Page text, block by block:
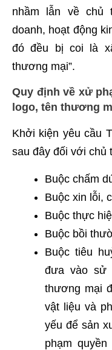
nhầm lẫn về chủ
doanh, hoạt động
đó đều bị coi là
thương mại”.
Quy định về xử
logo, tên thương
Khởi kiện yêu cầu
sau đây đối với chủ
Buộc chấm
Buộc xin lỗi,
Buộc thực
Buộc bồi
Buộc tiêu
đưa vào sử
thương mại
vật liệu và
yếu để sản
phạm